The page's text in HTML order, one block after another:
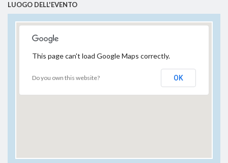
LUOGO DELL'EVENTO
This page can't load Google Maps correctly.
Do you own this website? OK